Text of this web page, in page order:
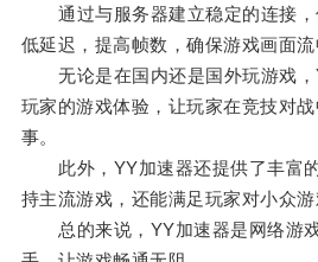
通过与服务器建立稳定的连接，
低延迟，提高帧数，确保游戏画面流
无论是在国内还是国外玩游戏，
玩家的游戏体验，让玩家在竞技对
事。
此外，YY加速器还提供了丰富的
持主流游戏，还能满足玩家对小众游
总的来说，YY加速器是网络游